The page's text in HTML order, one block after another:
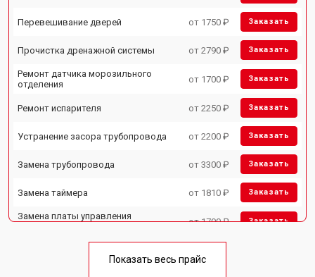
Перевешивание дверей от 1750 ₽ Заказать
Прочистка дренажной системы от 2790 ₽ Заказать
Ремонт датчика морозильного
отделения
от 1700 ₽ Заказать
Ремонт испарителя от 2250 ₽ Заказать
Устранение засора трубопровода от 2200 ₽ Заказать
Замена трубопровода от 3300 ₽ Заказать
Замена таймера от 1810 ₽ Заказать
Замена платы управления
от 1700 ₽ Заказать
Ремонт/замена датчика
Показать весь прайс